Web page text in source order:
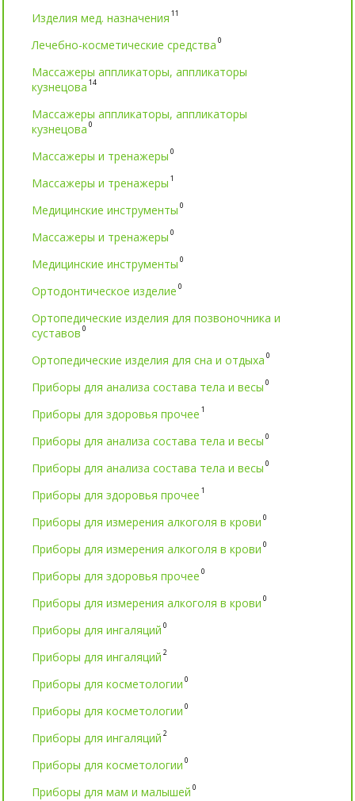
Изделия мед. назначения 11
Лечебно-косметические средства 0
Массажеры аппликаторы, аппликаторы
кузнецова 14
Массажеры аппликаторы, аппликаторы
кузнецова 0
Массажеры и тренажеры 0
Массажеры и тренажеры 1
Медицинские инструменты 0
Массажеры и тренажеры 0
Медицинские инструменты 0
Ортодонтическое изделие 0
Ортопедические изделия для позвоночника и
суставов 0
Ортопедические изделия для сна и отдыха 0
Приборы для анализа состава тела и весы 0
Приборы для здоровья прочее 1
Приборы для анализа состава тела и весы 0
Приборы для анализа состава тела и весы 0
Приборы для здоровья прочее 1
Приборы для измерения алкоголя в крови 0
Приборы для измерения алкоголя в крови 0
Приборы для здоровья прочее 0
Приборы для измерения алкоголя в крови 0
Приборы для ингаляций 0
Приборы для ингаляций 2
Приборы для косметологии 0
Приборы для косметологии 0
Приборы для ингаляций 2
Приборы для косметологии 0
Приборы для мам и малышей 0